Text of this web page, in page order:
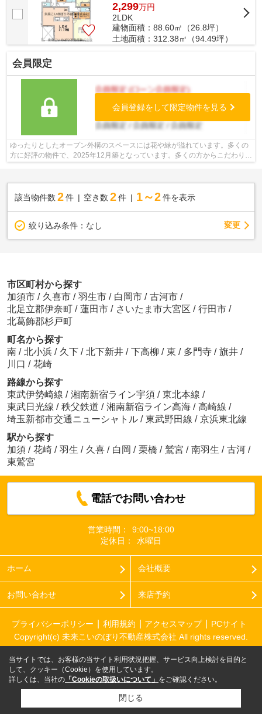
2,299万円
2LDK
建物面積：88.60㎡（26.8坪）
土地面積：312.38㎡（94.49坪）
会員限定
会員登録をして限定物件を見る
ゆったりとしたオープン外構のスペースには花や緑が溢れています。多くの
方に好評の物件で、2025年12月築となっています。多くの方からこだわり条
該当物件数 2件 空き数 2 件 1～2 件を表示
絞り込み条件： なし 変更
市区町村から探す
加須市 / 久喜市 / 羽生市 / 白岡市 / 古河市 /
北足立郡伊奈町 / 蓮田市 / さいたま市大宮区 / 行田市 /
北葛飾郡杉戸町
町名から探す
南 / 北小浜 / 久下 / 北下新井 / 下高柳 / 東 / 多門寺 / 旗井 /
川口 / 花崎
路線から探す
東武伊勢崎線 / 湘南新宿ライン宇須 / 東北本線 /
東武日光線 / 秩父鉄道 / 湘南新宿ライン高海 / 高崎線 /
埼玉新都市交通ニューシャトル / 東武野田線 / 京浜東北線
駅から探す
加須 / 花崎 / 羽生 / 久喜 / 白岡 / 栗橋 / 鷲宮 / 南羽生 / 古河 /
東鷲宮
電話でお問い合わせ
営業時間：
9:00~18:00
定休日：
水曜日
ホーム 会社概要
お問い合わせ 来店予約
プライバシーポリシー 利用規約 アクセスマップ
PCサイト
Copyright(c) 未来こいのぼり不動産株式会社 All rights reserved.
当サイトでは、お客様の当サイト利用状況把握、サービス向上検討を目的と
して、クッキー（Cookie）を使用しています。
詳しくは、当社の 「Cookieの取扱いについて」 をご確認ください。
閉じる